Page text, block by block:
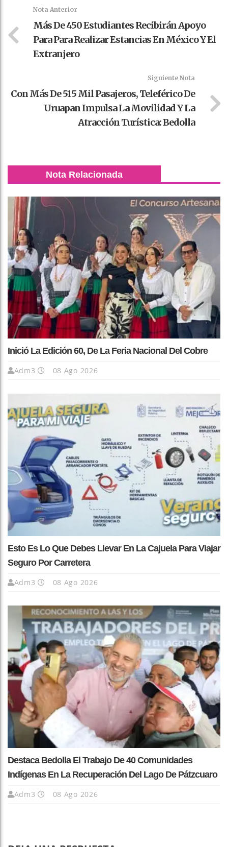
Nota Anterior
Más De 450 Estudiantes Recibirán Apoyo
Para Para Realizar Estancias En México Y El
Extranjero
Siguiente Nota
Con Más De 515 Mil Pasajeros, Teleférico De
Uruapan Impulsa La Movilidad Y La
Atracción Turística: Bedolla
Nota Relacionada
Inició La Edición 60, De La Feria Nacional Del Cobre
Adm3 08 Ago 2026
Esto Es Lo Que Debes Llevar En La Cajuela Para Viajar
Seguro Por Carretera
Adm3 08 Ago 2026
Destaca Bedolla El Trabajo De 40 Comunidades
Indígenas En La Recuperación Del Lago De Pátzcuaro
Adm3 08 Ago 2026